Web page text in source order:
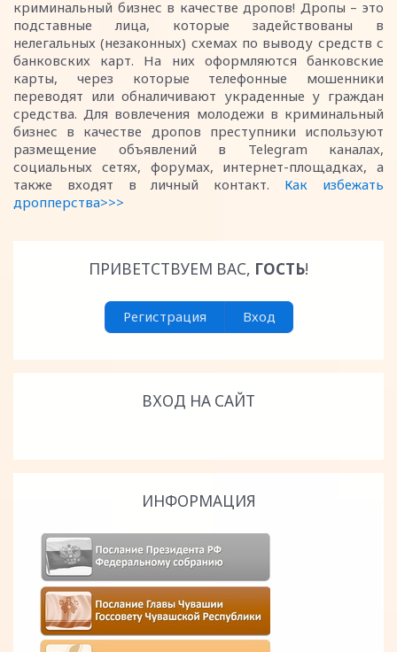
криминальный бизнес в качестве дропов! Дропы – это
подставные лица, которые задействованы в
нелегальных (незаконных) схемах по выводу средств с
банковских карт. На них оформляются банковские
карты, через которые телефонные мошенники
переводят или обналичивают украденные у граждан
средства. Для вовлечения молодежи в криминальный
бизнес в качестве дропов преступники используют
размещение объявлений в Telegram каналах,
социальных сетях, форумах, интернет-площадках, а
также входят в личный контакт. Как избежать
дропперства>>>
ПРИВЕТСТВУЕМ ВАС, ГОСТЬ!
Регистрация Вход
ВХОД НА САЙТ
ИНФОРМАЦИЯ